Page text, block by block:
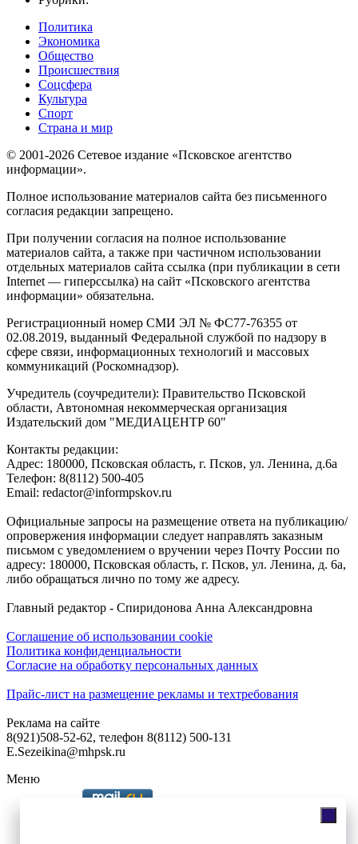
Политика
Экономика
Общество
Происшествия
Соцсфера
Культура
Спорт
Страна и мир
© 2001-2026 Сетевое издание «Псковское агентство
информации».
Полное использование материалов сайта без письменного
согласия редакции запрещено.
При получении согласия на полное использование
материалов сайта, а также при частичном использовании
отдельных материалов сайта ссылка (при публикации в сети
Internet — гиперссылка) на сайт «Псковского агентства
информации» обязательна.
Регистрационный номер СМИ ЭЛ № ФС77-76355 от
02.08.2019, выданный Федеральной службой по надзору в
сфере связи, информационных технологий и массовых
коммуникаций (Роскомнадзор).
Учредитель (соучредители): Правительство Псковской
области, Автономная некоммерческая организация
Издательский дом "МЕДИАЦЕНТР 60"
Контакты редакции:
Адреc: 180000, Псковская область, г. Псков, ул. Ленина, д.6а
Телефон: 8(8112) 500-405
Email: redactor@informpskov.ru
Официальные запросы на размещение ответа на публикацию/
опровержения информации следует направлять заказным
письмом с уведомлением о вручении через Почту России по
адресу: 180000, Псковская область, г. Псков, ул. Ленина, д. 6а,
либо обращаться лично по тому же адресу.
Главный редактор - Спиридонова Анна Александровна
Соглашение об использовании cookie
Политика конфиденциальности
Согласие на обработку персональных данных
Прайс-лист на размещение рекламы и техтребования
Реклама на сайте
8(921)508-52-62, телефон 8(8112) 500-131
E.Sezeikina@mhpsk.ru
Меню